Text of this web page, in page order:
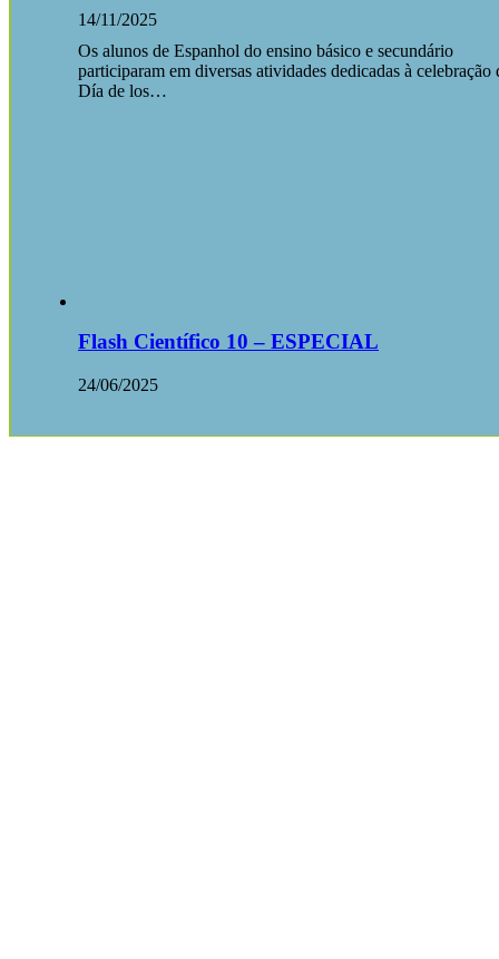
14/11/2025
Os alunos de Espanhol do ensino básico e secundário
participaram em diversas atividades dedicadas à celebração
Día de los…
Flash Científico 10 – ESPECIAL
24/06/2025